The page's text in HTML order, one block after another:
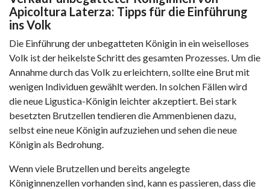
Apicoltura Laterza: Tipps für die Einführung
ins Volk
Die Einführung der unbegatteten Königin in ein weiselloses
Volk ist der heikelste Schritt des gesamten Prozesses. Um die
Annahme durch das Volk zu erleichtern, sollte eine Brut mit
wenigen Individuen gewählt werden. In solchen Fällen wird
die neue Ligustica-Königin leichter akzeptiert. Bei stark
besetzten Brutzellen tendieren die Ammenbienen dazu,
selbst eine neue Königin aufzuziehen und sehen die neue
Königin als Bedrohung.
Wenn viele Brutzellen und bereits angelegte
Königinnenzellen vorhanden sind, kann es passieren, dass die